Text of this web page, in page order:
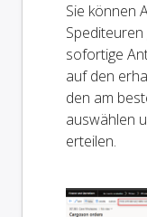
Sie können
sofortige
auf den
den am
auswählen
erteilen.